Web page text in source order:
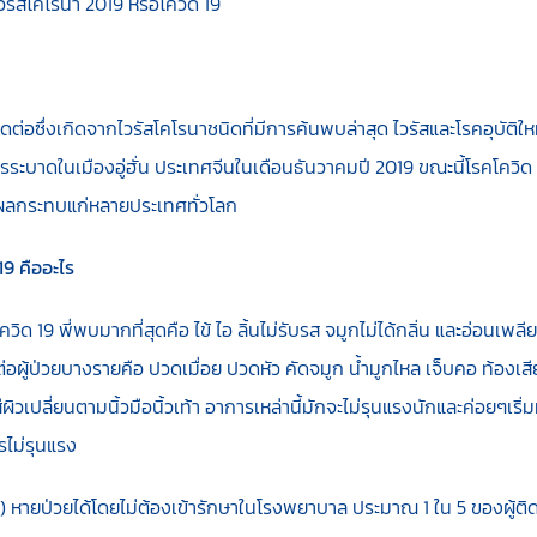
ต่อซึ่งเกิดจากไวรัสโคโรนาชนิดที่มีการค้นพบล่าสุด ไวรัสและโรคอุบัติใ
ะบาดในเมืองอู่ฮั่น ประเทศจีนในเดือนธันวาคมปี 2019 ขณะนี้โรคโควิด
กระทบแก่หลายประเทศทั่วโลก
คืออะไร
ควิด 19 พี่พบมากที่สุดคือ ไข้ ไอ ลิ้นไม่รับรส จมูกไม่ได้กลิ่น และอ่อนเพ
ผู้ป่วยบางรายคือ ปวดเมื่อย ปวดหัว คัดจมูก น้ำมูกไหล เจ็บคอ ท้องเ
เปลี่ยนตามนิ้วมือนิ้วเท้า อาการเหล่านี้มักจะไม่รุนแรงนักและค่อยๆเริ่
ม่รุนแรง
ายป่วยได้โดยไม่ต้องเข้ารักษาในโรงพยาบาล ประมาณ 1 ใน 5 ของผู้ติ